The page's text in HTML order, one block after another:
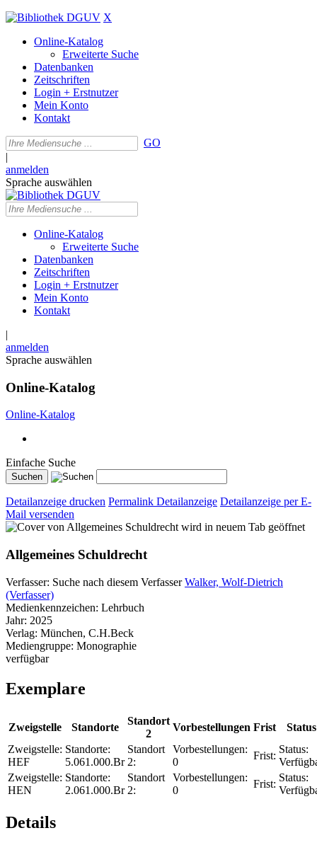
X
Online-Katalog
Erweiterte Suche
Datenbanken
Zeitschriften
Login + Erstnutzer
Mein Konto
Kontakt
GO
|
anmelden
Sprache auswählen
Online-Katalog
Erweiterte Suche
Datenbanken
Zeitschriften
Login + Erstnutzer
Mein Konto
Kontakt
|
anmelden
Sprache auswählen
Online-Katalog
Online-Katalog
Einfache Suche
Detailanzeige drucken Permalink Detailanzeige Detailanzeige per E-
Mail versenden
wird in neuem Tab geöffnet
Allgemeines Schuldrecht
Verfasser: Suche nach diesem Verfasser Walker, Wolf-Dietrich
(Verfasser)
Medienkennzeichen: Lehrbuch
Jahr: 2025
Verlag: München, C.H.Beck
Mediengruppe: Monographie
verfügbar
Exemplare
Zweigstelle Standorte
Standort
2
Vorbestellungen Frist
Status
Zweigstelle:
HEF
Standorte:
5.061.000.Br
Standort
2:
Vorbestellungen:
0
Frist:
Status:
Zweigstelle:
HEN
Standorte:
2.061.000.Br
Standort
2:
Vorbestellungen:
0
Frist:
Status:
Details